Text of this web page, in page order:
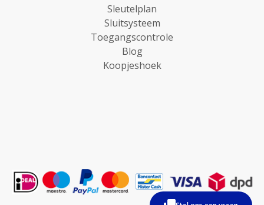
Sleutelplan
Sluitsysteem
Toegangscontrole
Blog
Koopjeshoek